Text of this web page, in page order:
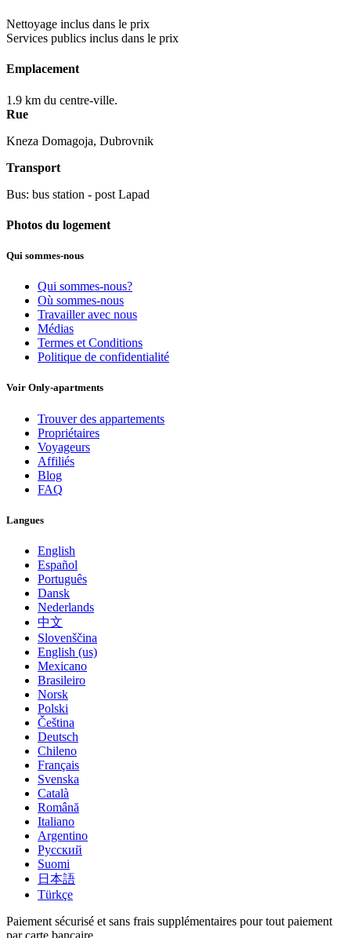
Nettoyage inclus dans le prix
Services publics inclus dans le prix
Emplacement
1.9 km du centre-ville.
Rue
Kneza Domagoja, Dubrovnik
Transport
Bus: bus station - post Lapad
Photos du logement
Qui sommes-nous
Qui sommes-nous?
Où sommes-nous
Travailler avec nous
Médias
Termes et Conditions
Politique de confidentialité
Voir Only-apartments
Trouver des appartements
Propriétaires
Voyageurs
Affiliés
Blog
FAQ
Langues
English
Español
Português
Dansk
Nederlands
中文
Slovenščina
English (us)
Mexicano
Brasileiro
Norsk
Polski
Čeština
Deutsch
Chileno
Français
Svenska
Català
Română
Italiano
Argentino
Русский
Suomi
日本語
Türkçe
Paiement sécurisé et sans frais supplémentaires pour tout paiement
par carte bancaire